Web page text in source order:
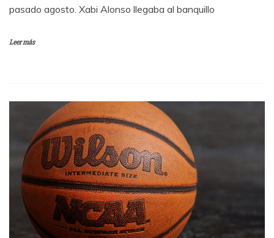
pasado agosto. Xabi Alonso llegaba al banquillo
Leer más